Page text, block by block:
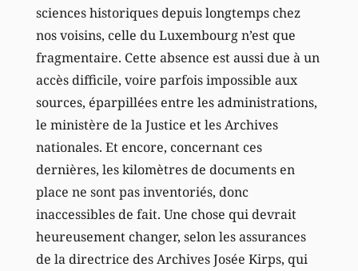
sciences historiques depuis longtemps chez
nos voisins, celle du Luxembourg n’est que
fragmentaire. Cette absence est aussi due à un
accès difficile, voire parfois impossible aux
sources, éparpillées entre les administrations,
le ministère de la Justice et les Archives
nationales. Et encore, concernant ces
dernières, les kilomètres de documents en
place ne sont pas inventoriés, donc
inaccessibles de fait. Une chose qui devrait
heureusement changer, selon les assurances
de la directrice des Archives Josée Kirps, qui